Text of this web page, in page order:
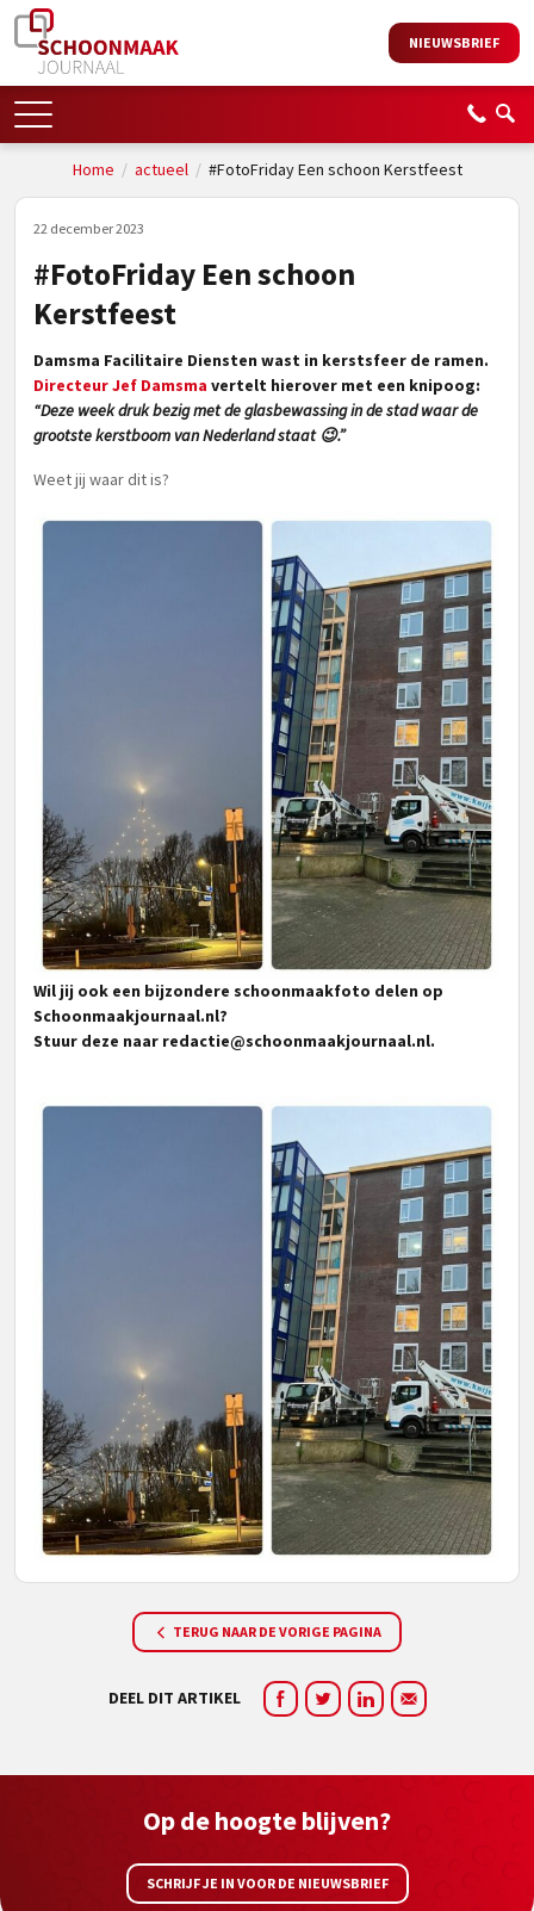
NIEUWSBRIEF
Home / actueel/ #FotoFriday Een schoon Kerstfeest
22 december 2023
#FotoFriday Een schoon
Kerstfeest
Damsma Facilitaire Diensten wast in kerstsfeer de ramen.
Directeur Jef Damsma vertelt hierover met een knipoog:
“Deze week druk bezig met de glasbewassing in de stad waar de
grootste kerstboom van Nederland staat 😉.”
Weet jij waar dit is?
Wil jij ook een bijzondere schoonmaakfoto delen op
Schoonmaakjournaal.nl?
Stuur deze naar redactie@schoonmaakjournaal.nl.
TERUG NAAR DE VORIGE PAGINA
DEEL DIT ARTIKEL
Op de hoogte blijven?
SCHRIJF JE IN VOOR DE NIEUWSBRIEF